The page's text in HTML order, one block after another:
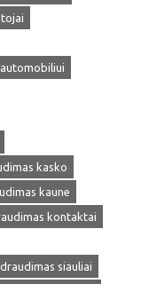
kasko
kaune
kontaktai
siauliai